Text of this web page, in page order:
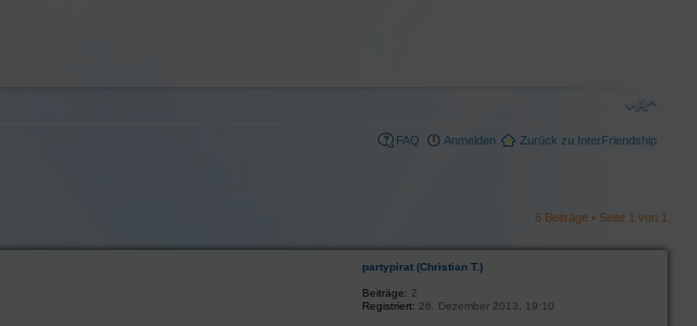
FAQ Anmelden Zurück zu InterFriendship
6 Beiträge • Seite 1 von 1
partypirat (Christian T.)
Beiträge: 2
Registriert: 26. Dezember 2013, 19:10